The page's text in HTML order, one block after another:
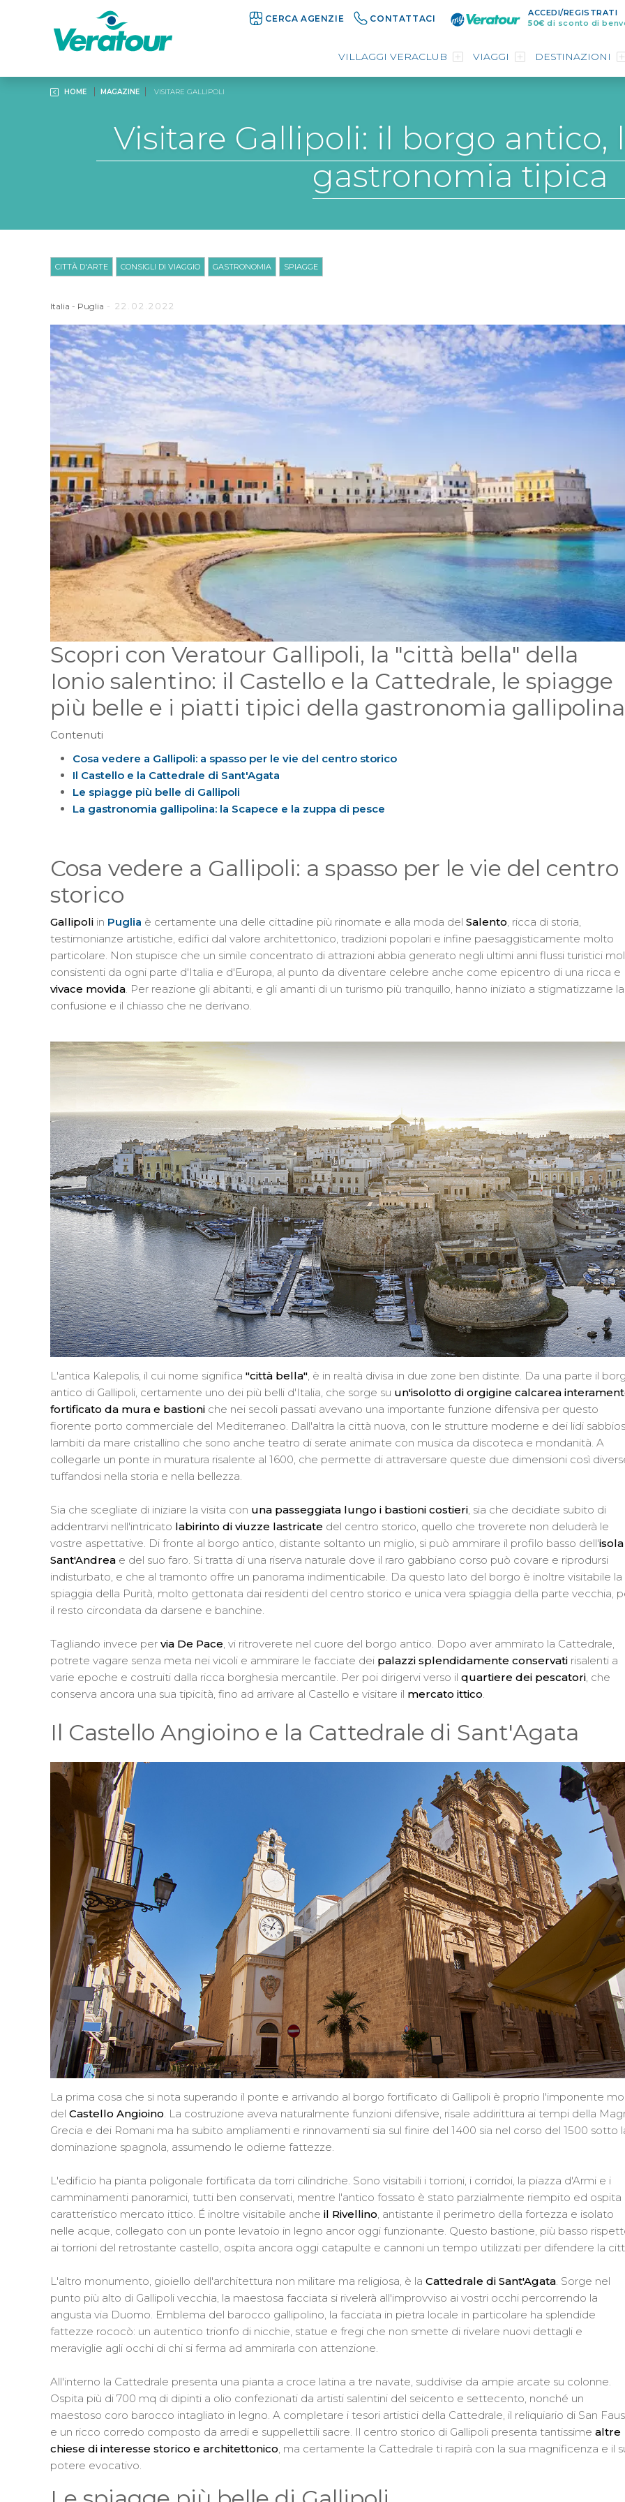
CERCA AGENZIE CONTATTACI
ACCEDI/REGISTRATI
50€ di sconto di
VILLAGGI VERACLUB VIAGGI DESTINAZIONI
HOME MAGAZINE VISITARE GALLIPOLI
Visitare Gallipoli: il borgo antico,
gastronomia tipica
CITTÀ D'ARTE CONSIGLI DI VIAGGIO GASTRONOMIA SPIAGGE
Italia - Puglia - 22.02.2022
Scopri con Veratour Gallipoli, la "città bella" della
Ionio salentino: il Castello e la Cattedrale, le spiagge
più belle e i piatti tipici della gastronomia
Contenuti
Cosa vedere a Gallipoli: a spasso per le vie del centro storico
Il Castello e la Cattedrale di Sant'Agata
Le spiagge più belle di Gallipoli
La gastronomia gallipolina: la Scapece e la zuppa di pesce
Cosa vedere a Gallipoli: a spasso per le vie del centro
storico
Gallipoli in Puglia è certamente una delle cittadine più rinomate e alla moda del Salento, ricca di storia,
testimonianze artistiche, edifici dal valore architettonico, tradizioni popolari e infine paesaggisticamente molto
particolare. Non stupisce che un simile concentrato di attrazioni abbia generato negli ultimi anni flussi turistici
consistenti da ogni parte d'Italia e d'Europa, al punto da diventare celebre anche come epicentro di una ricca e
vivace movida. Per reazione gli abitanti, e gli amanti di un turismo più tranquillo, hanno iniziato a stigmatizzarne la
confusione e il chiasso che ne derivano.
L'antica Kalepolis, il cui nome significa "città bella", è in realtà divisa in due zone ben distinte. Da una parte il
antico di Gallipoli, certamente uno dei più belli d'Italia, che sorge su un'isolotto di orgigine calcarea
fortificato da mura e bastioni che nei secoli passati avevano una importante funzione difensiva per questo
fiorente porto commerciale del Mediterraneo. Dall'altra la città nuova, con le strutture moderne e dei lidi
lambiti da mare cristallino che sono anche teatro di serate animate con musica da discoteca e mondanità. A
collegarle un ponte in muratura risalente al 1600, che permette di attraversare queste due dimensioni così
tuffandosi nella storia e nella bellezza.
Sia che scegliate di iniziare la visita con una passeggiata lungo i bastioni costieri, sia che decidiate subito di
addentrarvi nell'intricato labirinto di viuzze lastricate del centro storico, quello che troverete non deluderà le
vostre aspettative. Di fronte al borgo antico, distante soltanto un miglio, si può ammirare il profilo basso dell'isola
Sant'Andrea e del suo faro. Si tratta di una riserva naturale dove il raro gabbiano corso può covare e riprodursi
indisturbato, e che al tramonto offre un panorama indimenticabile. Da questo lato del borgo è inoltre visitabile la
spiaggia della Purità, molto gettonata dai residenti del centro storico e unica vera spiaggia della parte vecchia,
il resto circondata da darsene e banchine.
Tagliando invece per via De Pace, vi ritroverete nel cuore del borgo antico. Dopo aver ammirato la Cattedrale,
potrete vagare senza meta nei vicoli e ammirare le facciate dei palazzi splendidamente conservati risalenti a
varie epoche e costruiti dalla ricca borghesia mercantile. Per poi dirigervi verso il quartiere dei pescatori, che
conserva ancora una sua tipicità, fino ad arrivare al Castello e visitare il mercato ittico.
Il Castello Angioino e la Cattedrale di Sant'Agata
La prima cosa che si nota superando il ponte e arrivando al borgo fortificato di Gallipoli è proprio l'imponente
del Castello Angioino . La costruzione aveva naturalmente funzioni difensive, risale addirittura ai tempi della
Grecia e dei Romani ma ha subito ampliamenti e rinnovamenti sia sul finire del 1400 sia nel corso del 1500 sotto
dominazione spagnola, assumendo le odierne fattezze.
L'edificio ha pianta poligonale fortificata da torri cilindriche. Sono visitabili i torrioni, i corridoi, la piazza d'Armi e i
camminamenti panoramici, tutti ben conservati, mentre l'antico fossato è stato parzialmente riempito ed ospita
caratteristico mercato ittico. É inoltre visitabile anche il Rivellino , antistante il perimetro della fortezza e isolato
nelle acque, collegato con un ponte levatoio in legno ancor oggi funzionante. Questo bastione, più basso
ai torrioni del retrostante castello, ospita ancora oggi catapulte e cannoni un tempo utilizzati per difendere la
L'altro monumento, gioiello dell'architettura non militare ma religiosa, è la Cattedrale di Sant'Agata . Sorge nel
punto più alto di Gallipoli vecchia, la maestosa facciata si rivelerà all'improvviso ai vostri occhi percorrendo la
angusta via Duomo. Emblema del barocco gallipolino, la facciata in pietra locale in particolare ha splendide
fattezze rococò: un autentico trionfo di nicchie, statue e fregi che non smette di rivelare nuovi dettagli e
meraviglie agli occhi di chi si ferma ad ammirarla con attenzione.
All'interno la Cattedrale presenta una pianta a croce latina a tre navate, suddivise da ampie arcate su colonne.
Ospita più di 700 mq di dipinti a olio confezionati da artisti salentini del seicento e settecento, nonché un
maestoso coro barocco intagliato in legno. A completare i tesori artistici della Cattedrale, il reliquiario di San
e un ricco corredo composto da arredi e suppellettili sacre. Il centro storico di Gallipoli presenta tantissime altre
chiese di interesse storico e architettonico , ma certamente la Cattedrale ti rapirà con la sua magnificenza e il
potere evocativo.